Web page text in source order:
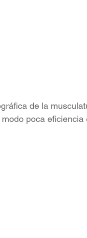
de la
poca